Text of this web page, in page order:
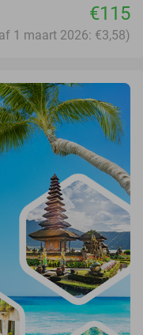
€115
1 maart 2026: €3,58)